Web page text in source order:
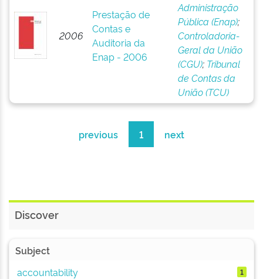
2006
Prestação de
Contas e
Auditoria da
Enap - 2006
Administração
Pública (Enap);
Controladoria-
Geral da União
(CGU); Tribunal
de Contas da
União (TCU)
previous 1 next
Discover
Subject
accountability
1